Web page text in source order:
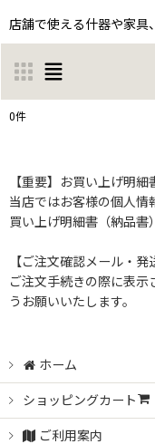
店舗で使える什器や家具
並び順:
0件
【重要】お買い上げ明
当店ではお客様の個人情
買い上げ明細書（納品書
【ご注文確認メール・
ご注文手続きの際に表示
うお願いいたします。
ホーム
ショッピングカート
ご利用案内